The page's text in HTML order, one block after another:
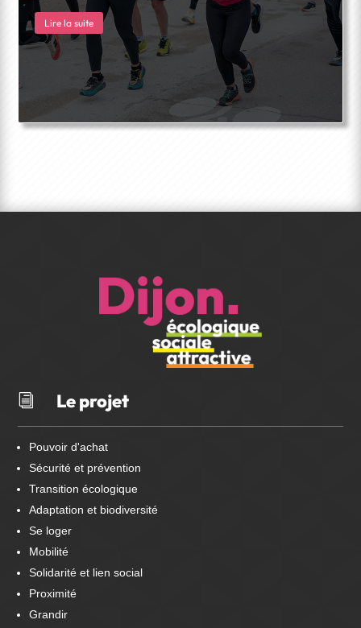
Lire la suite
i Le projet
Pouvoir d'achat
Sécurité et prévention
Transition écologique
Adaptation et biodiversité
Se loger
Mobilité
Solidarité et lien social
Proximité
Grandir